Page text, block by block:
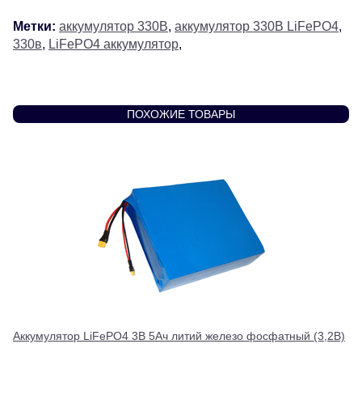
Метки: аккумулятор 330В, аккумулятор 330В LiFePO4,
330в, LiFePO4 аккумулятор,
ПОХОЖИЕ ТОВАРЫ
Аккумулятор LiFePO4 3В 5Ач литий железо фосфатный (3,2В)